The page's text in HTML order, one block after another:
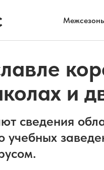
и
сведения
учебных